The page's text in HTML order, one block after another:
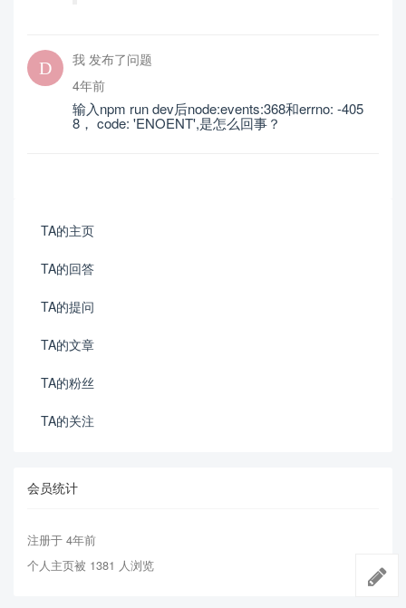
我 发布了问题
4年前
输入npm run dev后node:events:368和errno: -405
8， code: 'ENOENT',是怎么回事？
TA的主页
TA的回答
TA的提问
TA的文章
TA的粉丝
TA的关注
会员统计
注册于 4年前
个人主页被 1381 人浏览